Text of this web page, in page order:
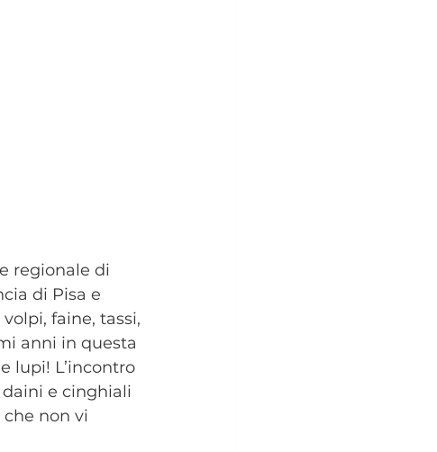
regionale di
di Pisa e
faine, tassi,
anni in questa
lupi! L’incontro
e cinghiali
non vi